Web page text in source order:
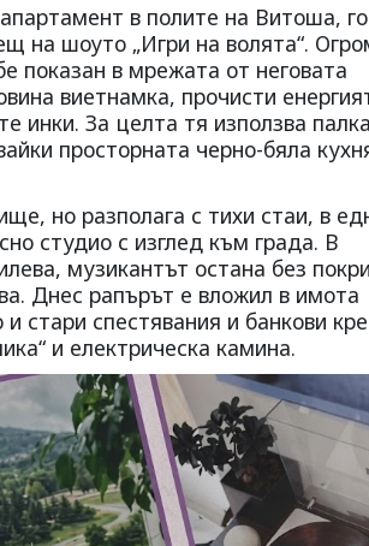
в полите на Витоша,
на шоуто „Игри на волята“.
показан в мрежата от неговата
виетнамка, прочисти
инки. За целта тя използва
просторната черно-бяла
но разполага с тихи стаи, в
студио с изглед към града. В
музикантът остана без
Днес рапърът е вложил в имота
стари спестявания и банкови
и електрическа камина.